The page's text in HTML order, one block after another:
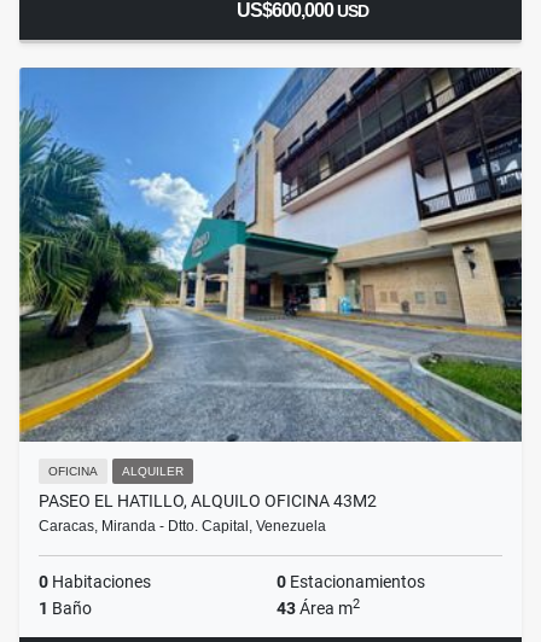
US$600,000USD
OFICINA ALQUILER
PASEO EL HATILLO, ALQUILO OFICINA 43M2
Caracas, Miranda - Dtto. Capital, Venezuela
0 Habitaciones 0 Estacionamientos
1 Baño 43Área m2